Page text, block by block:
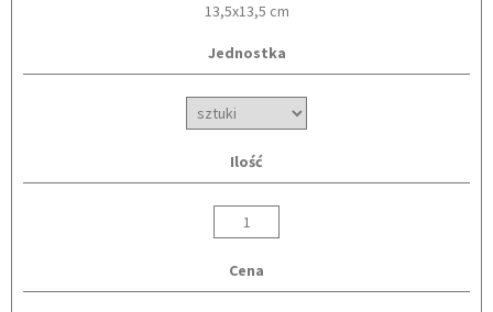
13,5x13,5 cm
Jednostka
Ilość
Cena